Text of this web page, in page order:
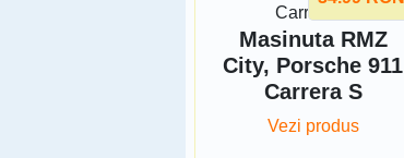
Masinuta RMZ
City, Porsche 911
Carrera S
Vezi produs